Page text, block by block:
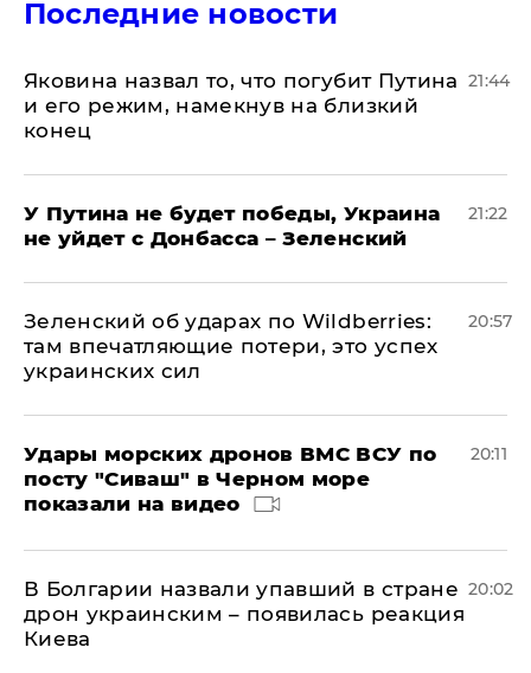
Последние новости
Яковина назвал то, что погубит Путина
и его режим, намекнув на близкий
конец
21:44
У Путина не будет победы, Украина
не уйдет с Донбасса – Зеленский
21:22
Зеленский об ударах по Wildberries:
там впечатляющие потери, это успех
украинских сил
20:57
Удары морских дронов ВМС ВСУ по
посту "Сиваш" в Черном море
показали на видео
20:11
В Болгарии назвали упавший в стране
дрон украинским – появилась реакция
Киева
20:02